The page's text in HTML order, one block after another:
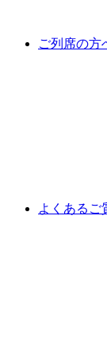
ご列席の方
よくあるご